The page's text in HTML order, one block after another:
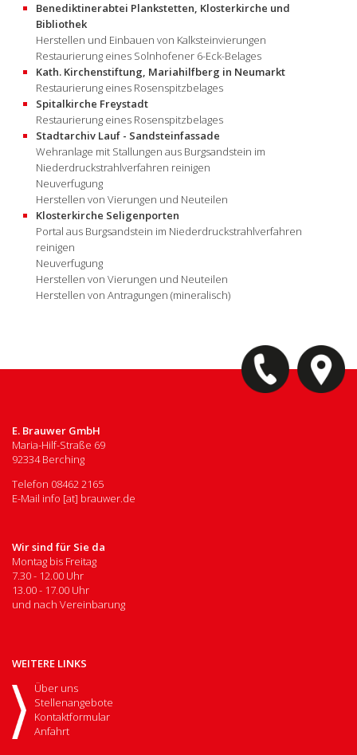
Benediktinerabtei Plankstetten, Klosterkirche und
Bibliothek
Herstellen und Einbauen von Kalksteinvierungen
Restaurierung eines Solnhofener 6-Eck-Belages
Kath. Kirchenstiftung, Mariahilfberg in Neumarkt
Restaurierung eines Rosenspitzbelages
Spitalkirche Freystadt
Restaurierung eines Rosenspitzbelages
Stadtarchiv Lauf - Sandsteinfassade
Wehranlage mit Stallungen aus Burgsandstein im
Niederdruckstrahlverfahren reinigen
Neuverfugung
Herstellen von Vierungen und Neuteilen
Klosterkirche Seligenporten
Portal aus Burgsandstein im Niederdruckstrahlverfahren
reinigen
Neuverfugung
Herstellen von Vierungen und Neuteilen
Herstellen von Antragungen (mineralisch)
E. Brauwer GmbH
Maria-Hilf-Straße 69
92334 Berching
Telefon 08462 2165
E-Mail info [at] brauwer.de
Wir sind für Sie da
Montag bis Freitag
7.30 - 12.00 Uhr
13.00 - 17.00 Uhr
und nach Vereinbarung
WEITERE LINKS
Über uns
Stellenangebote
Kontaktformular
Anfahrt